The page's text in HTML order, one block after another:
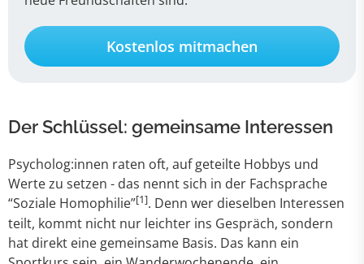
Kostenlos mitmachen
Der Schlüssel: gemeinsame Interessen
Psycholog:innen raten oft, auf geteilte Hobbys und
Werte zu setzen - das nennt sich in der Fachsprache
“Soziale Homophilie”[1]. Denn wer dieselben Interessen
teilt, kommt nicht nur leichter ins Gespräch, sondern
hat direkt eine gemeinsame Basis. Das kann ein